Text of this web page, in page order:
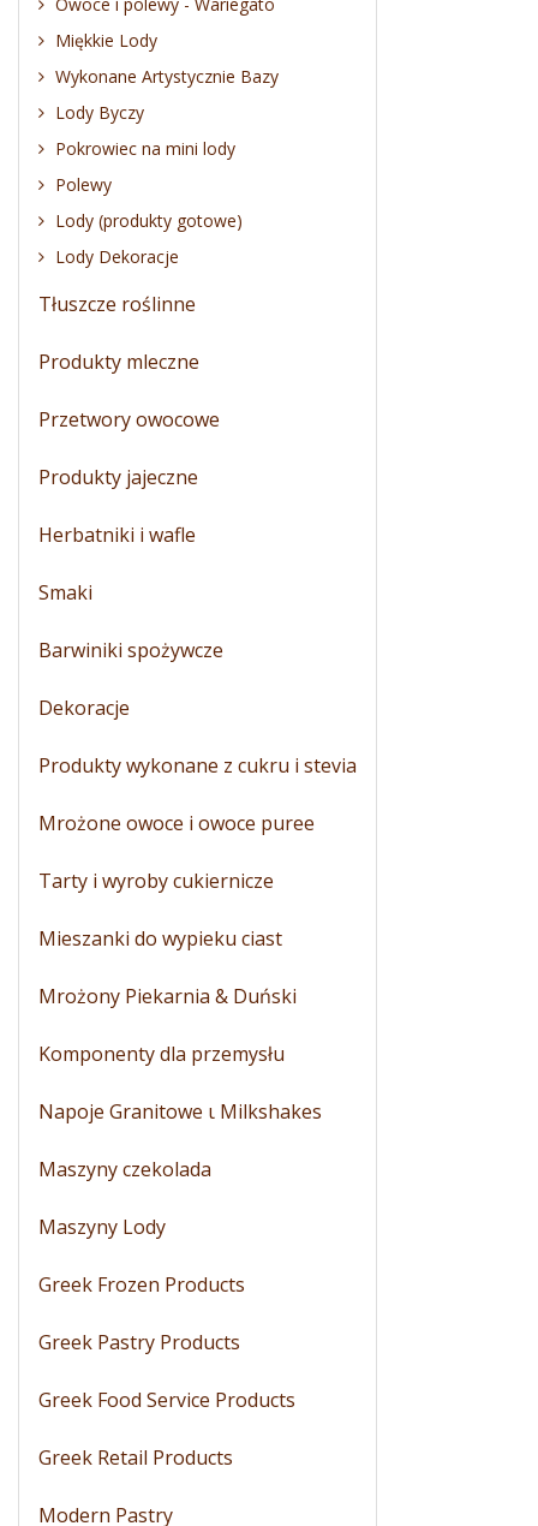
Miękkie Lody
Wykonane Artystycznie Bazy
Lody Byczy
Pokrowiec na mini lody
Polewy
Lody (produkty gotowe)
Lody Dekoracje
Tłuszcze roślinne
Produkty mleczne
Przetwory owocowe
Produkty jajeczne
Herbatniki i wafle
Smaki
Barwiniki spożywcze
Dekoracje
Produkty wykonane z cukru i stevia
Mrożone owoce i owoce puree
Tarty i wyroby cukiernicze
Mieszanki do wypieku ciast
Mrożony Piekarnia & Duński
Komponenty dla przemysłu
Napoje Granitowe ι Milkshakes
Maszyny czekolada
Maszyny Lody
Greek Frozen Products
Greek Pastry Products
Greek Food Service Products
Greek Retail Products
Modern Pastry